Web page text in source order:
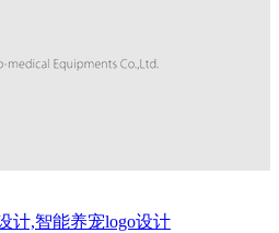
计,智能养宠logo设计